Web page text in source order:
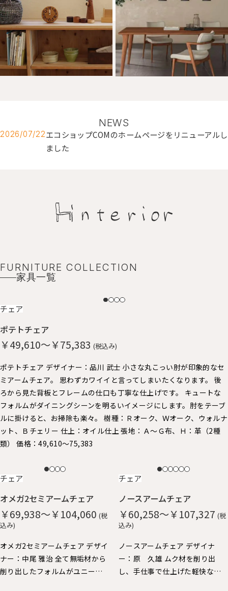
NEWS
2026/07/22エコショップCOMのホームページをリニューアルし
ました
FURNITURE COLLECTION
家具一覧
NEW
チェア
ポテトチェア
￥49,610～￥75,383 (税込み)
ポテトチェア デザイナー：品川 武士 小さな丸こっい肘が印象的なセ
ミアームチェア。 思わずカワイイと言ってしまいたくなります。 後
ろから見た背板とフレームの仕口も丁寧な仕上げです。 キュートな
フォルムがダイニングシーンを明るいイメージにします。 ​肘をテーブ
ルに掛けると、お掃除も楽々。 樹種：Ｒオーク、Ｗオーク、ウォルナ
ット、Ｂチェリー 仕上：オイル仕上 張地：Ａ～Ｇ布、Ｈ：革（2種
類） 価格：49,610～75,383
NEW
チェア
オメガ2セミアームチェア
￥69,938～￥104,060 (税
込み)
オメガ2セミアームチェア デザイ
ナー：中尾 雅治 全て無垢材から
削り出したフォルムがユニーク
NEW
チェア
ノースアームチェア
￥60,258～￥107,327 (税
込み)
ノースアームチェア デザイナ
ー：原 久雄 ムク材を削り出
し、手仕事で仕上げた軽快なイ